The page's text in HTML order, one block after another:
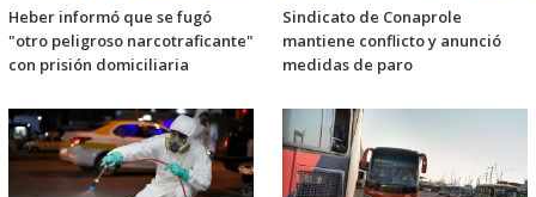
Heber informó que se fugó
"otro peligroso narcotraficante"
con prisión domiciliaria
Sindicato de Conaprole
mantiene conflicto y anunció
medidas de paro